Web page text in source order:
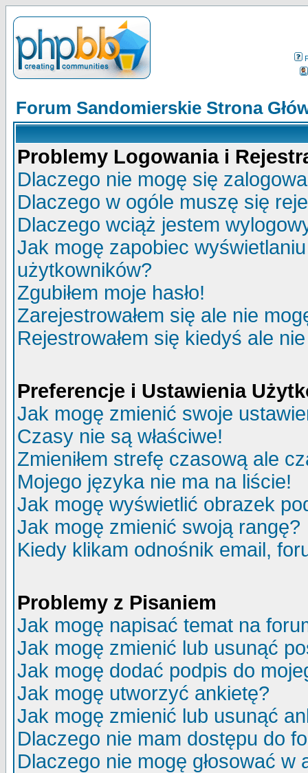
Forum Sandomierskie Strona
Problemy Logowania i
Dlaczego nie mogę się
Dlaczego w ogóle muszę się
Dlaczego wciąż jestem
Jak mogę zapobiec
użytkowników?
Zgubiłem moje hasło!
Zarejestrowałem się ale nie
Rejestrowałem się kiedyś ale
Preferencje i Ustawienia
Jak mogę zmienić swoje
Czasy nie są właściwe!
Zmieniłem strefę czasową ale
Mojego języka nie ma na liście!
Jak mogę wyświetlić obrazek
Jak mogę zmienić swoją rangę?
Kiedy klikam odnośnik email,
Problemy z Pisaniem
Jak mogę napisać temat na
Jak mogę zmienić lub usunąć
Jak mogę dodać podpis do
Jak mogę utworzyć ankietę?
Jak mogę zmienić lub usunąć
Dlaczego nie mam dostępu do
Dlaczego nie mogę głosować w